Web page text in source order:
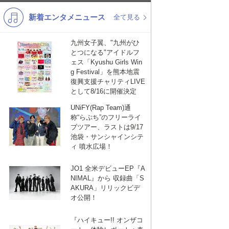
K-POP 演歌・歌謡
洋楽
VTuber ディズニー
新着エンタメニュース 全て見る
九州女子翼、"九州がひ
とつになる"アイドルフ
ェス「Kyushu Girls Win
g Festival」を熊本地震
復興支援チャリティLIVE
として8/16に開催決定
UNiFY(Rap Team)通
称“らぷち”のフリーライ
ブツアー、ラストは9/17
池袋・サンシャインシテ
ィ 噴水広場！
JO1 全米デビューEP『A
NIMAL』から 収録曲「S
AKURA」リリックビデ
オ公開！
『ハイキュー!! オンザコ